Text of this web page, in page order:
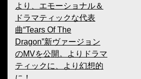
より、エモーショナル＆
ドラマティックな代表
曲“Tears Of The
Dragon”新ヴァージョン
のMVを公開。よりドラマ
ティックに、より幻想的